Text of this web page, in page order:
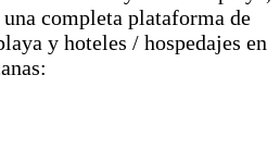
completa plataforma de
y hoteles / hospedajes en